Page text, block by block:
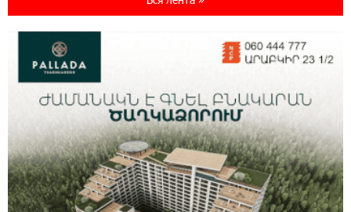
мониторинг дикой природы в Гнишике с
помощью солнечной энергии
14:56:01 5-08-2026
Ucom и FPWC обеспечат круглосуточный
мониторинг дикой природы в Гнишике с
помощью солнечной энергии